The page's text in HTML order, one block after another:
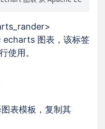
图表，该标签
使用。
表模板，复制其